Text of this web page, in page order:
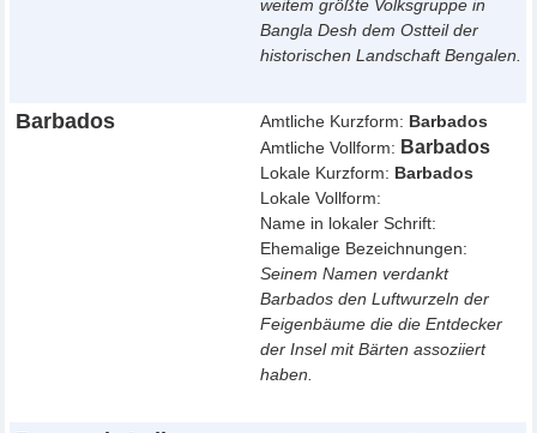
weitem größte Volksgruppe in
Bangla Desh dem Ostteil der
historischen Landschaft Bengalen.
Barbados Amtliche Kurzform: Barbados
Amtliche Vollform: Barbados
Lokale Kurzform: Barbados
Lokale Vollform:
Name in lokaler Schrift:
Ehemalige Bezeichnungen:
Seinem Namen verdankt
Barbados den Luftwurzeln der
Feigenbäume die die Entdecker
der Insel mit Bärten assoziiert
haben.